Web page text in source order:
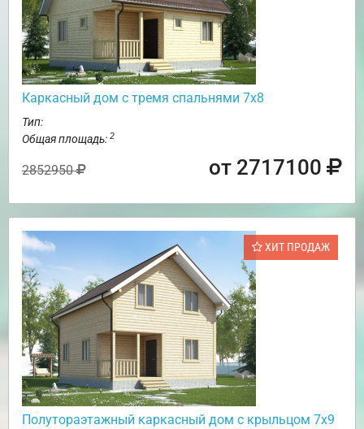
Каркасный дом с тремя спальнями 7х8
Тип:
Общая площадь: 2
2852950 от 2717100
ХИТ ПРОДАЖ
Полутораэтажный каркасный дом с крыльцом 7х9